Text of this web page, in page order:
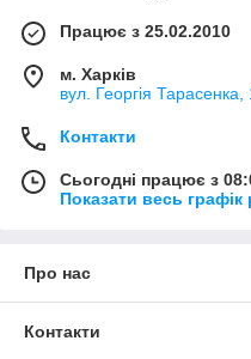
Працює з 25.02.2010
м. Харків
вул. Георгія Тарасенка,
Контакти
Сьогодні працює з
Показати весь графік
Про нас
Контакти